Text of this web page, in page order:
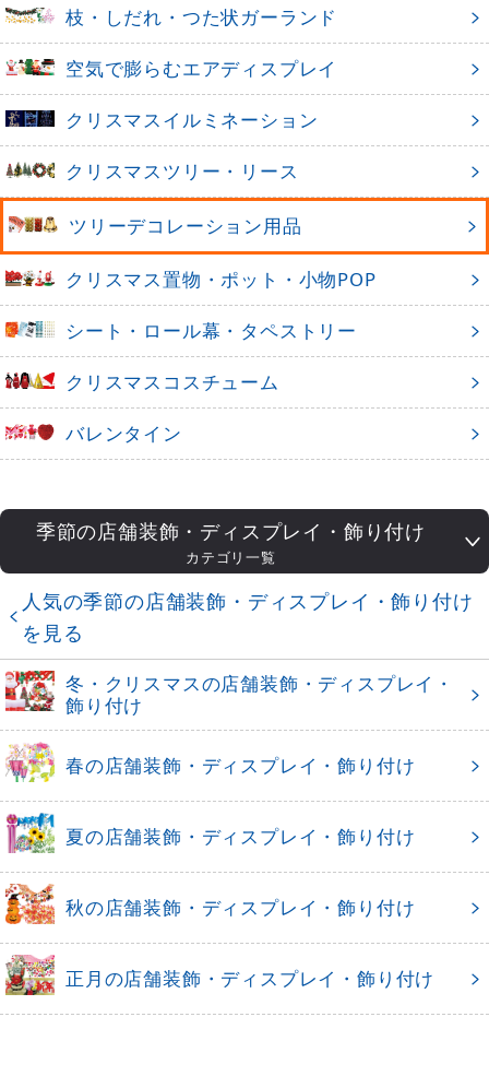
枝・しだれ・つた状ガーランド
空気で膨らむエアディスプレイ
クリスマスイルミネーション
クリスマスツリー・リース
ツリーデコレーション用品
クリスマス置物・ポット・小物POP
シート・ロール幕・タペストリー
クリスマスコスチューム
バレンタイン
季節の店舗装飾・ディスプレイ・飾り付け
カテゴリ一覧
人気の季節の店舗装飾・ディスプレイ・飾り付け
を見る
冬・クリスマスの店舗装飾・ディスプレイ・
飾り付け
春の店舗装飾・ディスプレイ・飾り付け
夏の店舗装飾・ディスプレイ・飾り付け
秋の店舗装飾・ディスプレイ・飾り付け
正月の店舗装飾・ディスプレイ・飾り付け